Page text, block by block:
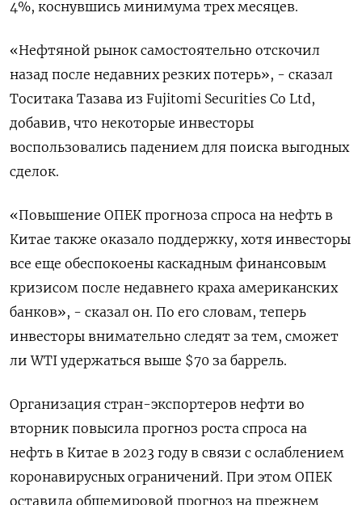
4%, коснувшись минимума трех месяцев.
«Нефтяной рынок самостоятельно отскочил
назад после недавних резких потерь», - сказал
Тоситака Тазава из Fujitomi Securities Co Ltd,
добавив, что некоторые инвесторы
воспользовались падением для поиска выгодных
сделок.
«Повышение ОПЕК прогноза спроса на нефть в
Китае также оказало поддержку, хотя инвесторы
все еще обеспокоены каскадным финансовым
кризисом после недавнего краха американских
банков», - сказал он. По его словам, теперь
инвесторы внимательно следят за тем, сможет
ли WTI удержаться выше $70 за баррель.
Организация стран-экспортеров нефти во
вторник повысила прогноз роста спроса на
нефть в Китае в 2023 году в связи с ослаблением
коронавирусных ограничений. При этом ОПЕК
оставила общемировой прогноз на прежнем